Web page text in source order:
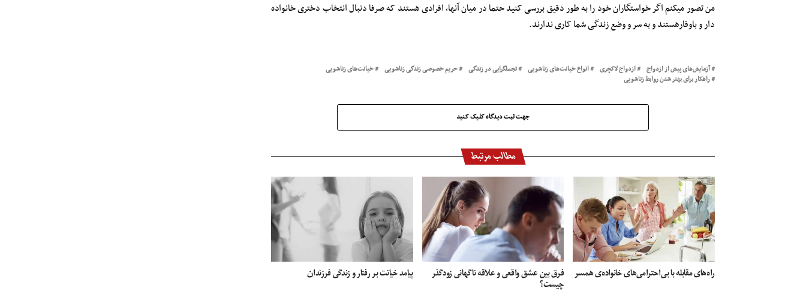
من تصور میکنم اگر خواستگاران خود را به طور دقیق بررسی کنید حتما در میان آنها، افرادی هستند که صرفا دنبال انتخاب دختری خانواده
دار و باوقارهستند و به سر و وضع زندگی شما کاری ندارند.
آزمایش‌های پیش از ازدواج ازدواج لاکچری انواع خیانت‌های زناشویی تجملگرایی در زندگی حریم خصوصی زندگی زناشویی
خیانت‌های زناشویی
راهکار برای بهتر شدن روابط زناشویی
جهت ثبت دیدگاه کلیک کنید
مطالب مرتبط
راه‌های مقابله با بی‌احترامی‌های خانواده‌ی همسر
فرق بین عشق واقعی و علاقه ناگهانی زودگذر
چیست؟
پیامد خیانت بر رفتار و زندگی فرزندان